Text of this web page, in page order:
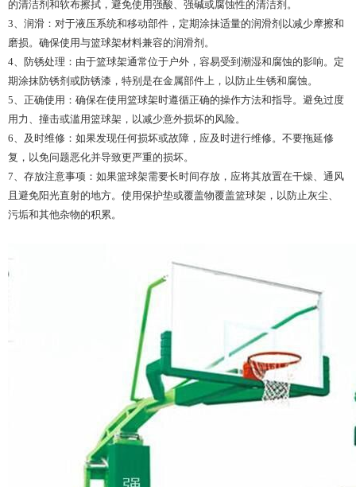
的清洁剂和软布擦拭，避免使用强酸、强碱或腐蚀性的清洁剂。
3、润滑：对于液压系统和移动部件，定期涂抹适量的润滑剂以减少摩擦和
磨损。确保使用与篮球架材料兼容的润滑剂。
4、防锈处理：由于篮球架通常位于户外，容易受到潮湿和腐蚀的影响。定
期涂抹防锈剂或防锈漆，特别是在金属部件上，以防止生锈和腐蚀。
5、正确使用：确保在使用篮球架时遵循正确的操作方法和指导。避免过度
用力、撞击或滥用篮球架，以减少意外损坏的风险。
6、及时维修：如果发现任何损坏或故障，应及时进行维修。不要拖延修
复，以免问题恶化并导致更严重的损坏。
7、存放注意事项：如果篮球架需要长时间存放，应将其放置在干燥、通风
且避免阳光直射的地方。使用保护垫或覆盖物覆盖篮球架，以防止灰尘、
污垢和其他杂物的积累。